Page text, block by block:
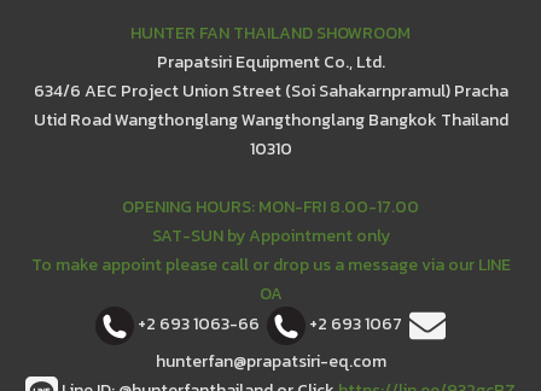
HUNTER FAN THAILAND SHOWROOM
Prapatsiri Equipment Co., Ltd.
634/6 AEC Project Union Street (Soi Sahakarnpramul) Pracha
Utid Road Wangthonglang Wangthonglang Bangkok Thailand
10310
OPENING HOURS: MON-FRI 8.00-17.00
SAT-SUN by Appointment only
To make appoint please call or drop us a message via our LINE
OA
+2 693 1063-66
+2 693 1067
hunterfan@prapatsiri-eq.com